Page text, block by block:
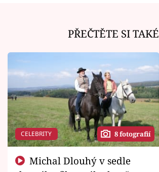
PŘEČTĚTE SI TAKÉ
CELEBRITY 8 fotografií